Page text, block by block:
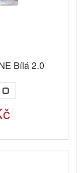
Bílá 2.0